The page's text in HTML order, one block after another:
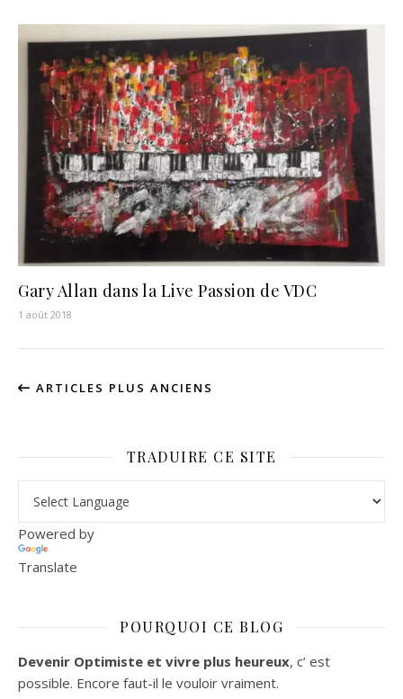
Gary Allan dans la Live Passion de VDC
1 août 2018
ARTICLES PLUS ANCIENS
TRADUIRE CE SITE
Powered by
Translate
POURQUOI CE BLOG
Devenir Optimiste et vivre plus heureux, c’ est
possible. Encore faut-il le vouloir vraiment.